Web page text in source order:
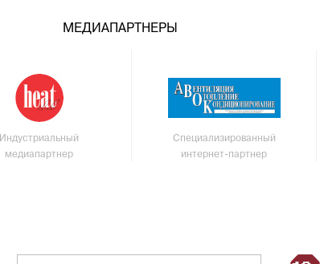
МЕДИАПАРТНЕРЫ
Индустриальный
медиапартнер
Специализированный
интернет-партнер